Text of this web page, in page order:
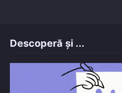
Descoperă și ...